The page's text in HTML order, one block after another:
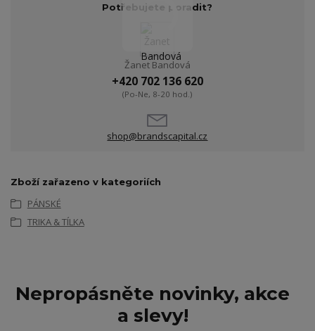
Potřebujete poradit?
Žanet Bandová
+420 702 136 620
(Po-Ne, 8-20 hod.)
shop@brandscapital.cz
Zboží zařazeno v kategoriích
PÁNSKÉ
TRIKA & TÍLKA
Nepropásněte novinky, akce
a slevy!